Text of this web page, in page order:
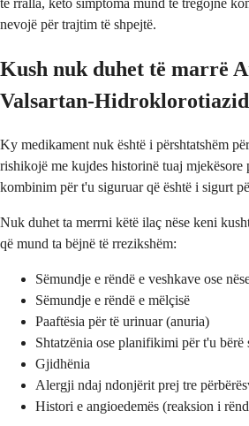
të rralla, këto simptoma mund të tregojnë
nevojë për trajtim të shpejtë.
Kush nuk duhet të marrë
Valsartan-
Ky medikament nuk është i përshtatshëm
rishikojë me kujdes historinë tuaj mjekësore
kombinim për t'u siguruar që është i sigurt
Nuk duhet ta merrni këtë ilaç nëse keni
që mund ta bëjnë të rrezikshëm:
Sëmundje e rëndë e veshkave ose
Sëmundje e rëndë e mëlçisë
Paaftësia për të urinuar (anuria)
Shtatzënia ose planifikimi për t'u bërë
Gjidhënia
Alergji ndaj ndonjërit prej tre
Histori e angioedemës (reaksion i